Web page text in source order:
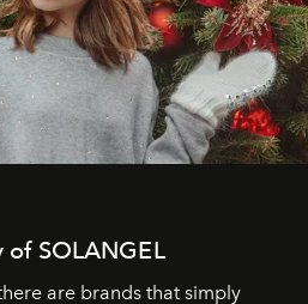
SOLANGEL
are brands that simply